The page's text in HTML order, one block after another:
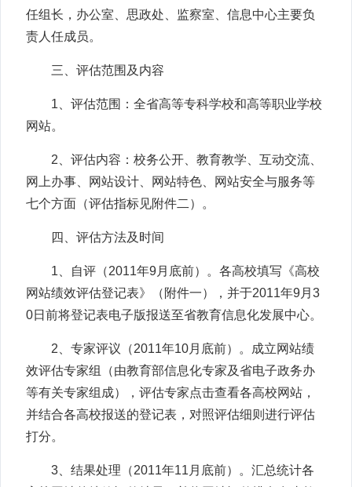
任组长，办公室、思政处、监察室、信息中心主要负
责人任成员。
三、评估范围及内容
1、评估范围：全省高等专科学校和高等职业学校
网站。
2、评估内容：校务公开、教育教学、互动交流、
网上办事、网站设计、网站特色、网站安全与服务等
七个方面（评估指标见附件二）。
四、评估方法及时间
1、自评（2011年9月底前）。各高校填写《高校
网站绩效评估登记表》（附件一），并于2011年9月3
0日前将登记表电子版报送至省教育信息化发展中心。
2、专家评议（2011年10月底前）。成立网站绩
效评估专家组（由教育部信息化专家及省电子政务办
等有关专家组成），评估专家点击查看各高校网站，
并结合各高校报送的登记表，对照评估细则进行评估
打分。
3、结果处理（2011年11月底前）。汇总统计各